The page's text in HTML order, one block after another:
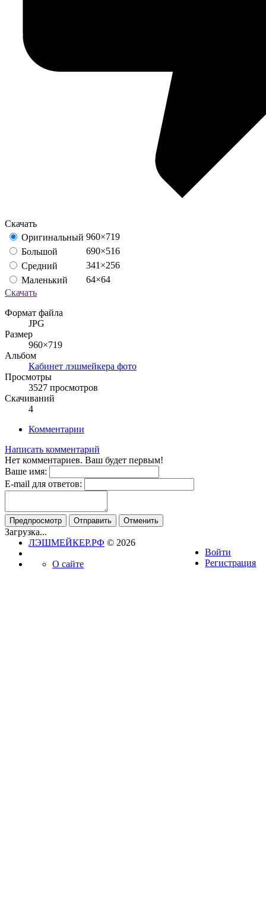
Скачать
Оригинальный 960×719
Большой
690×516
Средний
341×256
Маленький
64×64
Скачать
Формат файла
JPG
Размер
960×719
Альбом
Кабинет лэшмейкера фото
Просмотры
3527 просмотров
Скачиваний
4
Комментарии
Написать комментарий
Нет комментариев. Ваш будет первым!
Ваше имя:
E-mail для ответов:
Загрузка...
Войти
Регистрация
ЛЭШМЕЙКЕР.РФ © 2026
О сайте